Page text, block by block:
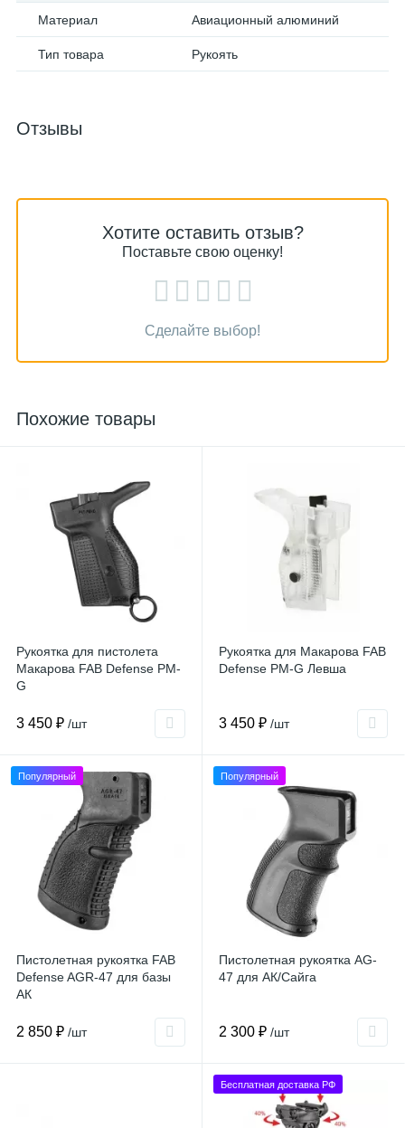
Материал Авиационный алюминий
Тип товара Рукоять
Отзывы
Хотите оставить отзыв?
Поставьте свою оценку!
Сделайте выбор!
Похожие товары
Рукоятка для пистолета
Макарова FAB Defense PM-
G
3 450 ₽ /шт
Рукоятка для Макарова FAB
Defense PM-G Левша
3 450 ₽ /шт
Популярный
Пистолетная рукоятка FAB
Defense AGR-47 для базы
АК
2 850 ₽ /шт
Популярный
Пистолетная рукоятка AG-
47 для АК/Сайга
2 300 ₽ /шт
Бесплатная доставка РФ